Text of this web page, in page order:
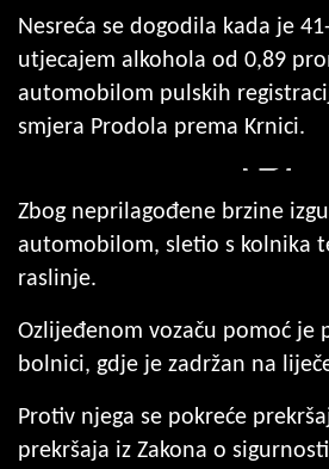
Nesreća se dogodila kada je
utjecajem alkohola od 0,89
automobilom pulskih
smjera Prodola prema Krnici.
Zbog neprilagođene brzine
automobilom, sletio s kolnika
raslinje.
Ozlijeđenom vozaču pomoć je
bolnici, gdje je zadržan na
Protiv njega se pokreće
prekršaja iz Zakona o